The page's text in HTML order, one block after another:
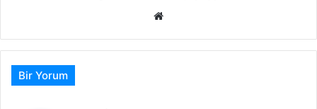
Web
Bir Yorum